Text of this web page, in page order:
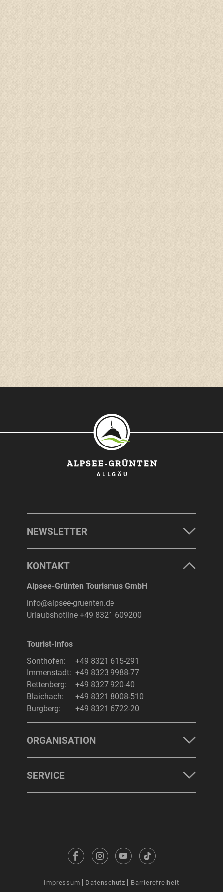
NEWSLETTER
KONTAKT
Alpsee-Grünten Tourismus GmbH
info@alpsee-gruenten.de
Urlaubshotline +49 8321 609200
Tourist-Infos
Sonthofen:
+49 8321 615-291
Immenstadt: +49 8323 9988-77
Rettenberg:
+49 8327 920-40
Blaichach:
+49 8321 8008-510
Burgberg:
+49 8321 6722-20
ORGANISATION
SERVICE
Impressum Datenschutz Barrierefreiheit